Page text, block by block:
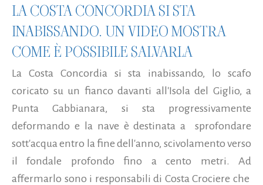
LA COSTA CONCORDIA SI STA
INABISSANDO. UN VIDEO MOSTRA
COME È POSSIBILE SALVARLA
La Costa Concordia si sta inabissando, lo scafo
coricato su un fianco davanti all'Isola del Giglio, a
Punta Gabbianara, si sta progressivamente
deformando e la nave è destinata a sprofondare
sott'acqua entro la fine dell'anno, scivolamento verso
il fondale profondo fino a cento metri. Ad
affermarlo sono i responsabili di Costa Crociere che